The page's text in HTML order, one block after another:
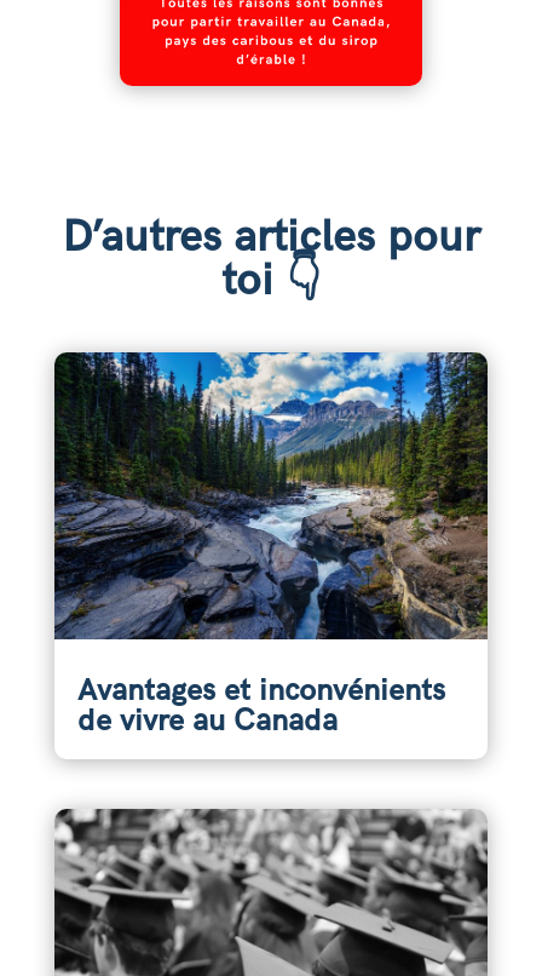
D’autres articles pour
toi 👇
Avantages et inconvénients
de vivre au Canada